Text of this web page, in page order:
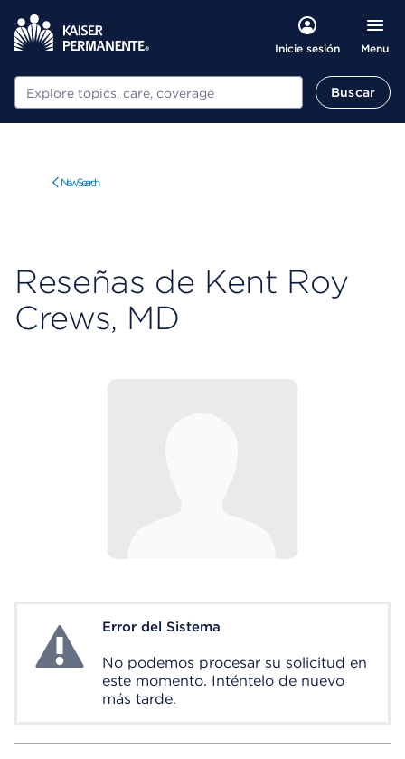
Inicie sesión Menu
Buscar Buscar
New Search
Reseñas de Kent Roy
Crews, MD
System ErrorError del Sistema
No podemos procesar su solicitud en
este momento. Inténtelo de nuevo
más tarde.